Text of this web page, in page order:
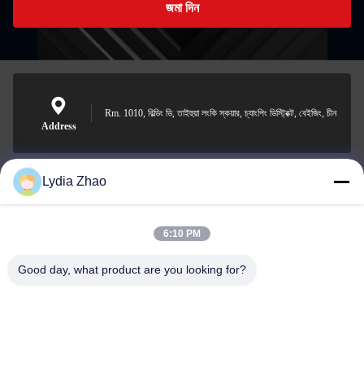
জমা দিন
Address
Rm. 1010, বিল্ডিং ডি, তাইহুয়া লংকি স্কয়ার, চ্যাংপিং ডিস্ট্রিক্ট, বেইজিং, চীন
jesingd@vip.sina.com
Lydia Zhao
6:10 PM
Good day, what product are you looking for?